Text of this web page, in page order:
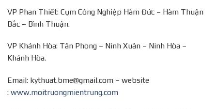
VP Phan Thiết: Cụm Công Nghiệp Hàm Đức – Hàm Thuận
Bắc – Bình Thuận.
VP Khánh Hòa: Tân Phong – Ninh Xuân – Ninh Hòa –
Khánh Hòa.
Email: kythuat.bme@gmail.com – website
: www.moitruongmientrung.com